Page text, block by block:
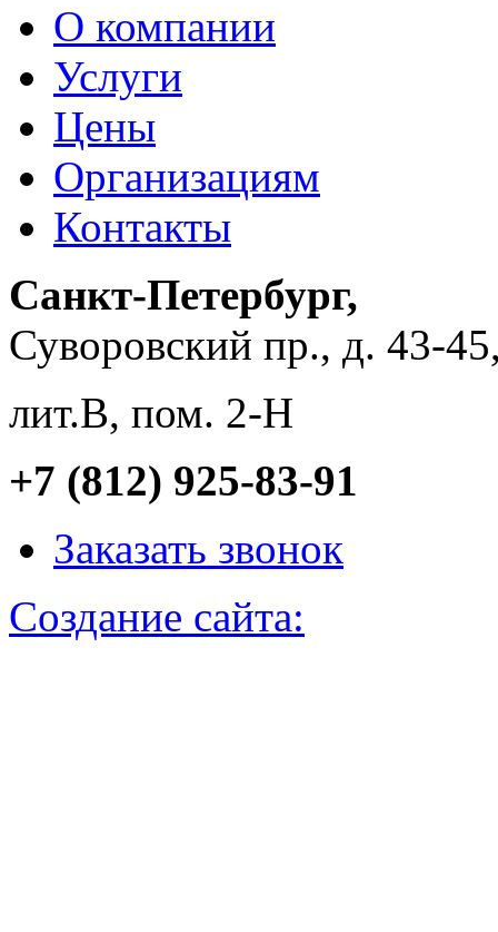
О компании
Услуги
Цены
Организациям
Контакты
Санкт-Петербург,
Суворовский пр., д. 43-
лит.В, пом. 2-Н
+7 (812) 925-83-91
Заказать звонок
Создание сайта: